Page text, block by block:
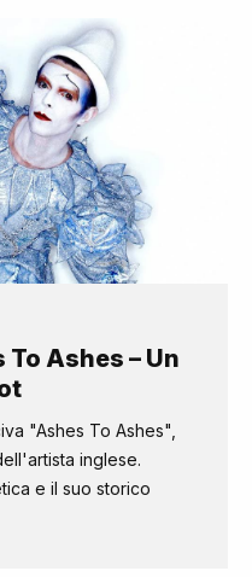
Ashes – Un
"Ashes To Ashes",
inglese.
e il suo storico